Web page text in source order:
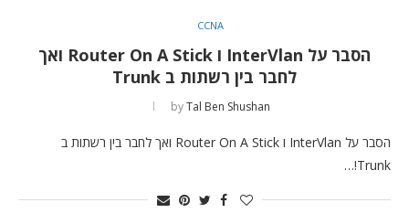
CCNA
הסבר על InterVlan ו Router On A Stick ואך
לחבר בין רשתות ב Trunk
byTal Ben Shushan
הסבר על InterVlan ו Router On A Stick ואך לחבר בין רשתות ב
Trunk!…